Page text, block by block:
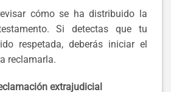
cómo se ha distribuido la
Si detectas que tu
respetada, deberás iniciar el
reclamarla.
extrajudicial